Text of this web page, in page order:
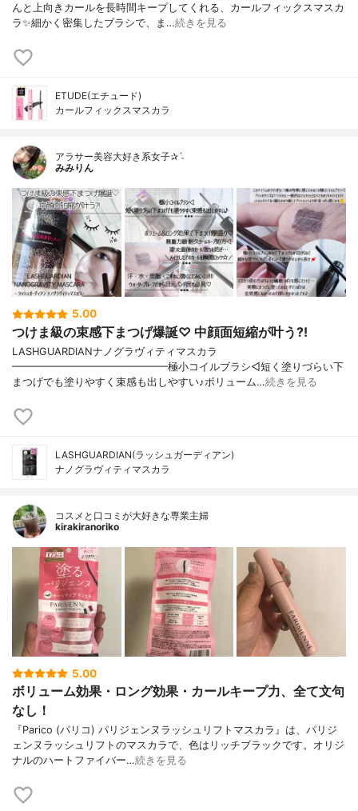
んと上向きカールを長時間キープしてくれる、カールフィックスマスカ
ラ✨細かく密集したブラシで、ま…続きを見る
ETUDE(エチュード)
カールフィックスマスカラ
アラサー美容大好き系女子✰ˊ˗
みみりん
5.00
つけま級の束感下まつげ爆誕♡ 中顔面短縮が叶う?!
LASHGUARDIANナノグラヴィティマスカラ
━━━━━━━━━━━━━━━極小コイルブラシ◁短く塗りづらい下
まつげでも塗りやすく束感も出しやすい♪ボリューム…続きを見る
LASHGUARDIAN(ラッシュガーディアン)
ナノグラヴィティマスカラ
コスメと口コミが大好きな専業主婦
kirakiranoriko
5.00
ボリューム効果・ロング効果・カールキープ力、全て文句
なし！
『Parico (パリコ) パリジェンヌラッシュリフトマスカラ』は、パリジ
ェンヌラッシュリフトのマスカラで、色はリッチブラックです。オリジ
ナルのハートファイバー…続きを見る